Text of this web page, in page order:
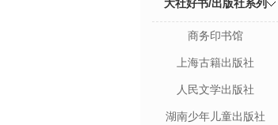
大社好书/出版社系列
商务印书馆
上海古籍出版社
人民文学出版社
湖南少年儿童出版社